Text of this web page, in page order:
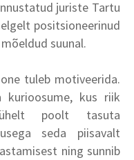
juriste Tartu
positsioneerinud
suunal.
tuleb motiveerida.
kus riik
poolt tasuta
seda piisavalt
ning sunnib